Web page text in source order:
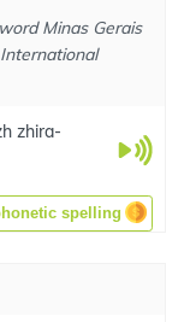
Minas Gerais
zhira-
spelling